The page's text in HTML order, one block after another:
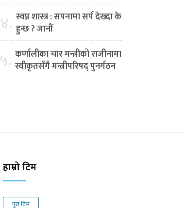
४. स्वप्न शास्त्र : सपनामा सर्प देख्दा के
हुन्छ ? जानौं
५. कर्णालीका चार मन्त्रीको राजीनामा
स्वीकृतसँगै मन्त्रीपरिषद् पुनर्गठन
हाम्रो टिम
पुरा टिम